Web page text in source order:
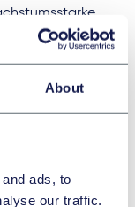
About
ads, to
our traffic.
in der